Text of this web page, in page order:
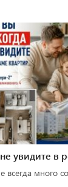
увидите в
всегда много